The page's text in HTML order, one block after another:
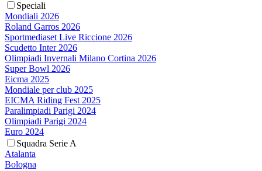
Speciali
Mondiali 2026
Roland Garros 2026
Sportmediaset Live Riccione 2026
Scudetto Inter 2026
Olimpiadi Invernali Milano Cortina 2026
Super Bowl 2026
Eicma 2025
Mondiale per club 2025
EICMA Riding Fest 2025
Paralimpiadi Parigi 2024
Olimpiadi Parigi 2024
Euro 2024
Squadra Serie A
Atalanta
Bologna